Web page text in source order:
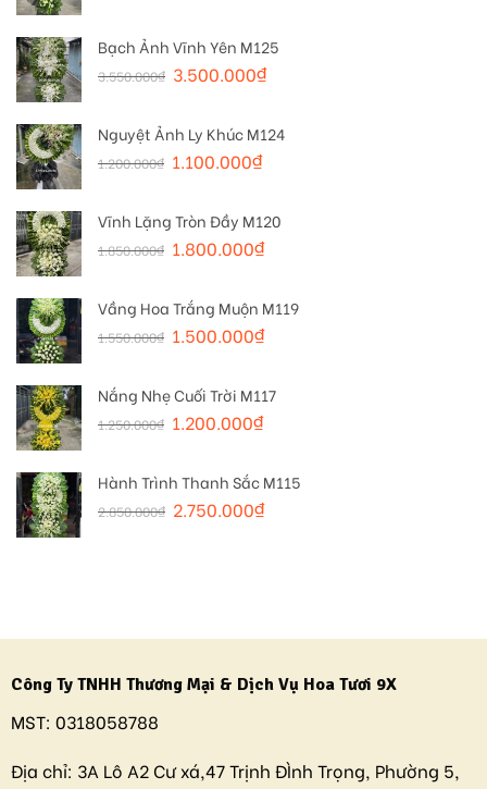
Bạch Ảnh Vĩnh Yên M125
3.550.000₫ 3.500.000₫
Nguyệt Ảnh Ly Khúc M124
1.200.000₫ 1.100.000₫
Vĩnh Lặng Tròn Đầy M120
1.850.000₫ 1.800.000₫
Vầng Hoa Trắng Muộn M119
1.550.000₫ 1.500.000₫
Nắng Nhẹ Cuối Trời M117
1.250.000₫ 1.200.000₫
Hành Trình Thanh Sắc M115
2.850.000₫ 2.750.000₫
Công Ty TNHH Thương Mại & Dịch Vụ Hoa Tươi 9X
MST: 0318058788
Địa chỉ: 3A Lô A2 Cư xá,47 Trịnh ĐÌnh Trọng, Phường 5,